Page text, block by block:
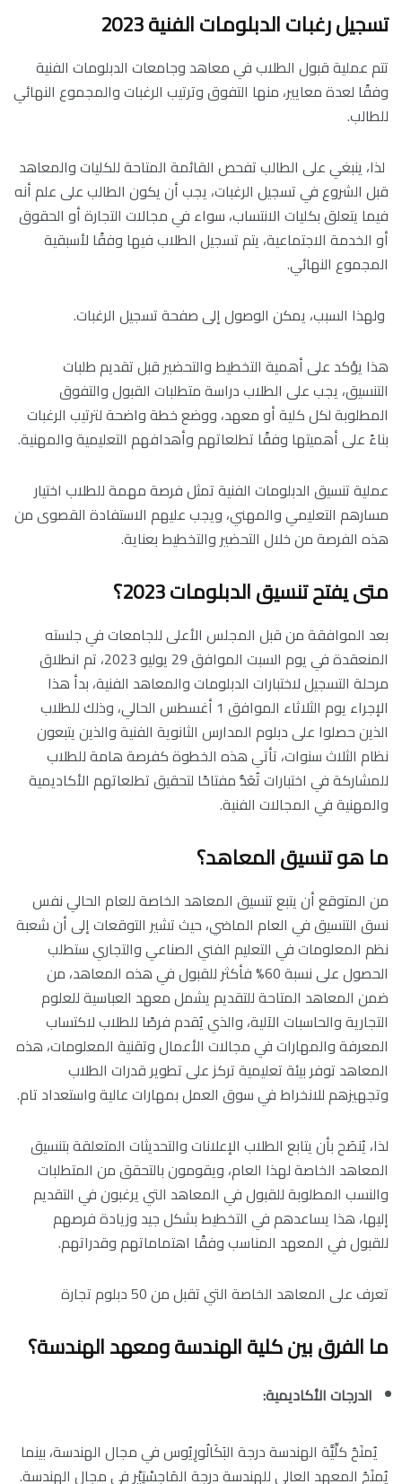
تسجيل رغبات الدبلومات الفنية 2023
تتم عملية قبول الطلاب في معاهد وجامعات الدبلومات الفنية
وفقًا لعدة معايير، منها التفوق وترتيب الرغبات والمجموع النهائي
للطالب.
لذا، ينبغي على الطالب تفحص القائمة المتاحة للكليات والمعاهد
قبل الشروع في تسجيل الرغبات، يجب أن يكون الطالب على علم أنه
فيما يتعلق بكليات الانتساب، سواء في مجالات التجارة أو الحقوق
أو الخدمة الاجتماعية، يتم تسجيل الطلاب فيها وفقًا لأسبقية
المجموع النهائي.
ولهذا السبب، يمكن الوصول إلى صفحة تسجيل الرغبات.
هذا يؤكد على أهمية التخطيط والتحضير قبل تقديم طلبات
التنسيق، يجب على الطلاب دراسة متطلبات القبول والتفوق
المطلوبة لكل كلية أو معهد، ووضع خطة واضحة لترتيب الرغبات
بناءً على أهميتها وفقًا تطلعاتهم وأهدافهم التعليمية والمهنية.
عملية تنسيق الدبلومات الفنية تمثل فرصة مهمة للطلاب اختيار
مسارهم التعليمي والمهني، ويجب عليهم الاستفادة القصوى من
هذه الفرصة من خلال التحضير والتخطيط بعناية.
متى يفتح تنسيق الدبلومات 2023؟
بعد الموافقة من قبل المجلس الأعلى للجامعات في جلسته
المنعقدة في يوم السبت الموافق 29 يوليو 2023، تم انطلاق
مرحلة التسجيل لاختبارات الدبلومات والمعاهد الفنية، بدأ هذا
الإجراء يوم الثلاثاء الموافق 1 أغسطس الحالي، وذلك للطلاب
الذين حصلوا على دبلوم المدارس الثانوية الفنية والذين يتبعون
نظام الثلاث سنوات، تأتي هذه الخطوة كفرصة هامة للطلاب
للمشاركة في اختبارات تُعَدُّ مفتاحًا لتحقيق تطلعاتهم الأكاديمية
والمهنية في المجالات الفنية.
ما هو تنسيق المعاهد؟
من المتوقع أن يتبع تنسيق المعاهد الخاصةللعام الحالي نفس
نسق التنسيق في العام الماضي، حيث تشير التوقعات إلى أن شعبة
نظم المعلومات في التعليم الفني الصناعي والتجاري ستطلب
الحصول على نسبة 60% فأكثر للقبول في هذه المعاهد، من
ضمن المعاهد المتاحة للتقديم يشمل معهد العباسية للعلوم
التجارية والحاسبات الآلية، والذي يُقدم فرصًا للطلاب لاكتساب
المعرفة والمهارات في مجالات الأعمال وتقنية المعلومات، هذه
المعاهد توفر بيئة تعليمية تركز على تطوير قدرات الطلاب
وتجهيزهم للانخراط في سوق العمل بمهارات عالية واستعداد تام.
لذا، يُنصَح بأن يتابع الطلاب الإعلانات والتحديثات المتعلقة بتنسيق
المعاهد الخاصة لهذا العام، ويقومون بالتحقق من المتطلبات
والنسب المطلوبة للقبول في المعاهد التي يرغبون في التقديم
إليها، هذا يساعدهم في التخطيط بشكل جيد وزيادة فرصهم
للقبول في المعهد المناسب وفقًا اهتماماتهم وقدراتهم.
تعرف على المعاهد الخاصة التي تقبل من 50 دبلوم تجارة
ما الفرق بين كلية الهندسة ومعهد الهندسة؟
الدرجات الأكاديمية:
يُمنَحُ كلِّيَّة الهندسة درجة البَكَالُورِيُوس في مجال الهندسة، بينما
يُمنَحُ المعهد العالي للهندسة درجة المَاجِسْتِيْر في مجال الهندسة.